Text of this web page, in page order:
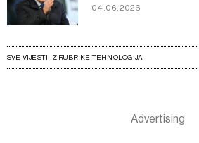
04.06.2026
SVE VIJESTI IZ RUBRIKE TEHNOLOGIJA